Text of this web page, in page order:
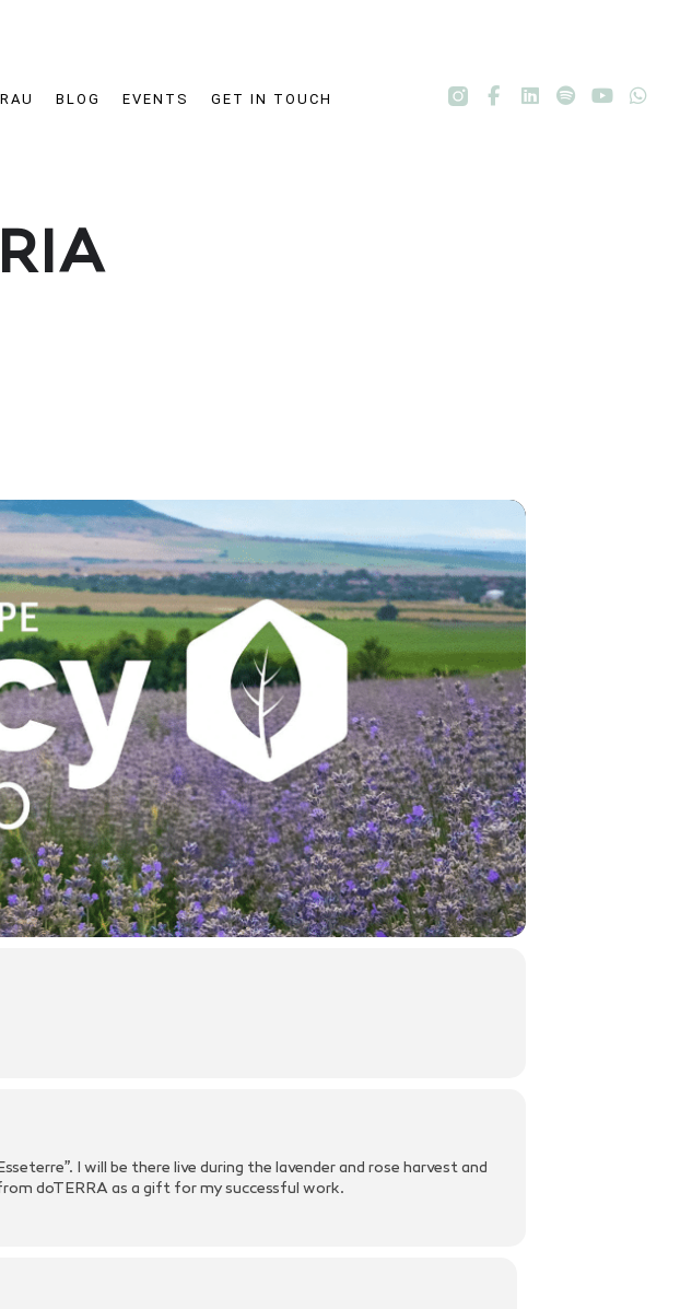
BLOG EVENTS GET IN TOUCH
I will be there live during the lavender and rose harvest and
doTERRA as a gift for my successful work.